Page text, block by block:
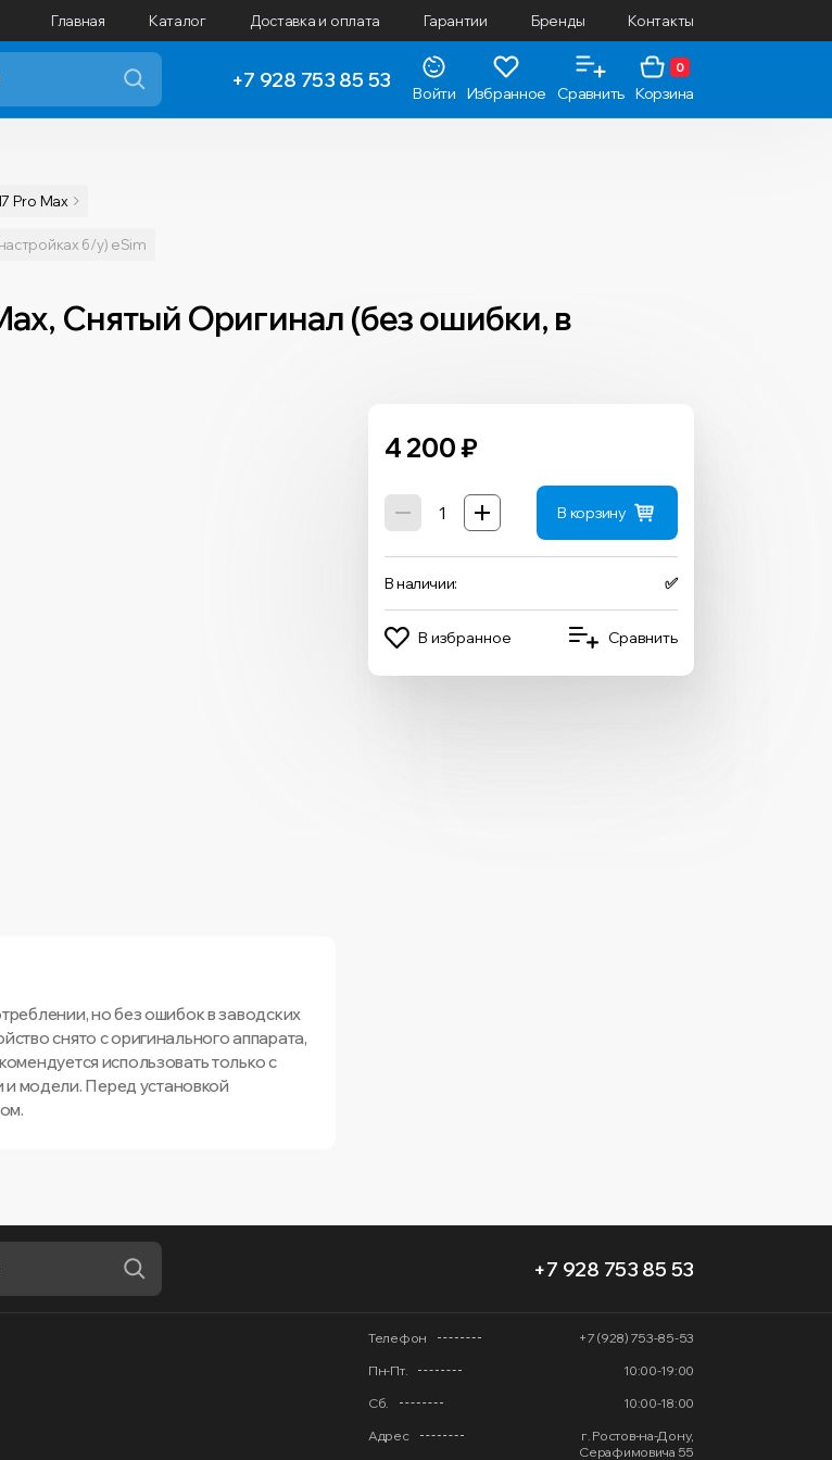
Главная Каталог Доставка и оплата Гарантии Бренды Контакты
+7 928 753 85 53
Войти Избранное Сравнить
0
Корзина
Pro Max
б/у) eSim
Снятый Оригинал (без ошибки, в
4 200₽
В корзину
В наличии: ✅
В избранное Сравнить
но без ошибок в заводских
снято с оригинального аппарата,
использовать только с
модели. Перед установкой
+7 928 753 85 53
Телефон
+7 (928) 753-85-53
Пн-Пт.
10:00-19:00
Сб.
10:00-18:00
Адрес
г. Ростов-на-Дону,
Серафимовича 55